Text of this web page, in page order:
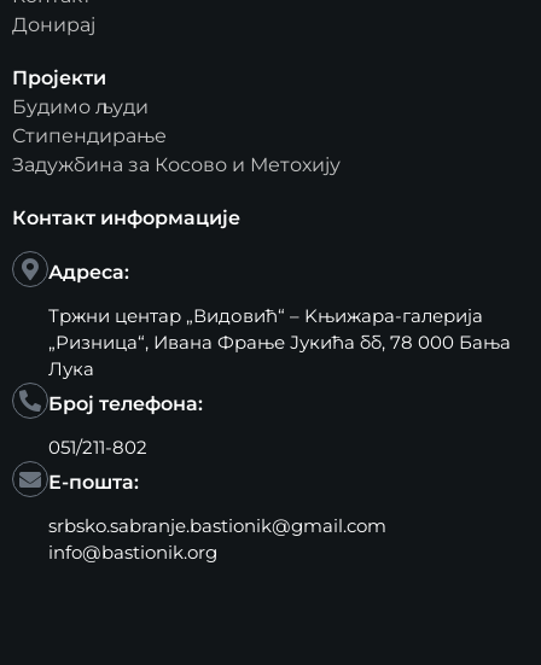
Донирај
Пројекти
Будимо људи
Стипендирање
Задужбина за Косово и Метохију
Контакт информације
Адреса:
Тржни центар „Видовић“ – Kњижара-галерија
„Ризница“, Ивана Фрање Јукића бб, 78 000 Бања
Лука
Број телефона:
051/211-802
Е-пошта:
srbsko.sabranje.bastionik@gmail.com
info@bastionik.org